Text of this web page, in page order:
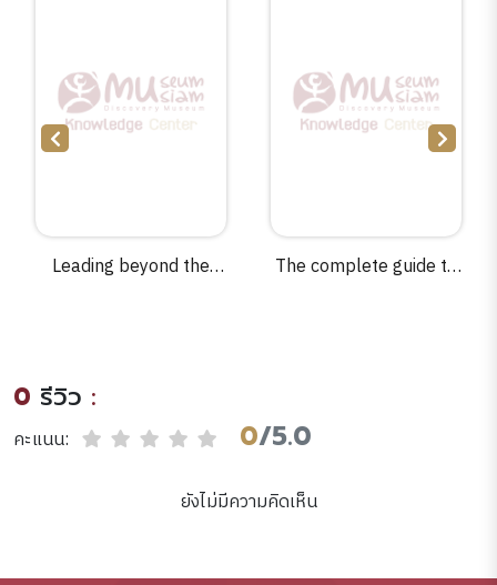
Leading beyond the
The complete guide to
0 รีวิว :
คะแนน: 0/5.0
ยังไม่มีความคิดเห็น